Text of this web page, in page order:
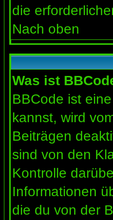
die
Nach oben
Was ist
BBCode ist
kannst, wird
Beiträgen
sind von den
Kontrolle
Informationen
die du von der